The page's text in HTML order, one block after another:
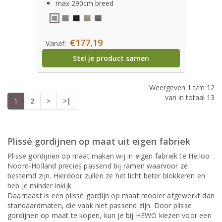
max 290cm breed
Vanaf: €177,19
Stel je product samen
1 2 > >|
Weergeven 1 t/m 12
van in totaal 13
Plissé gordijnen op maat uit eigen fabriek
Plisse gordijnen op maat maken wij in eigen fabriek te Heiloo
Noord-Holland precies passend bij ramen waarvoor ze
bestemd zijn. Hierdoor zullen ze het licht beter blokkeren en
heb je minder inkijk.
Daarnaast is een plissé gordijn op maat mooier afgewerkt dan
standaardmaten, die vaak niet passend zijn. Door plisse
gordijnen op maat te kopen, kun je bij HEWO kiezen voor een